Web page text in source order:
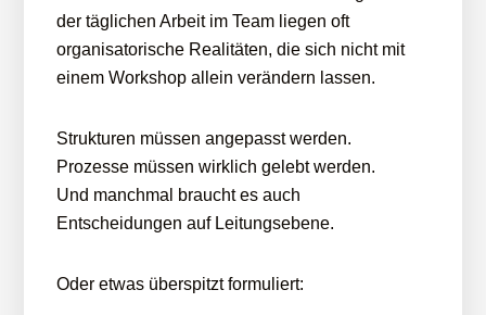
der täglichen Arbeit im Team liegen oft
organisatorische Realitäten, die sich nicht mit
einem Workshop allein verändern lassen.
Strukturen müssen angepasst werden.
Prozesse müssen wirklich gelebt werden.
Und manchmal braucht es auch
Entscheidungen auf Leitungsebene.
Oder etwas überspitzt formuliert: